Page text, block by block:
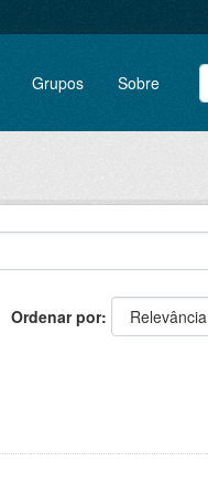
Grupos Sobre
Ordenar por